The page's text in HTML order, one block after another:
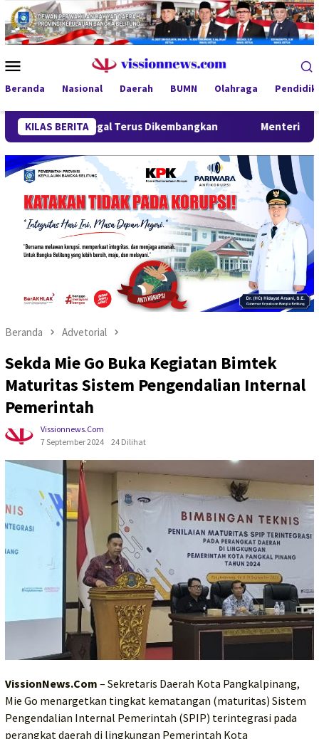
Loncat
ke
konten
Mobile
Beranda Nasional Daerah BUMN Olahraga
KILAS BERITA
Ilegal Terus Dikembangkan Menteri Wihaji Kunjungi
Beranda Advetorial
Sekda Mie Go Buka Kegiatan Bimtek
Maturitas Sistem Pengendalian Internal
Pemerintah
Vissionnews.com
7 September 2024
24 Dilihat
VissionNews.Com – Sekretaris Daerah Kota Pangkalpinang,
Mie Go menargetkan tingkat kematangan (maturitas) Sistem
Pengendalian Internal Pemerintah (SPIP) terintegrasi pada
perangkat daerah di lingkungan Pemerintah Kota